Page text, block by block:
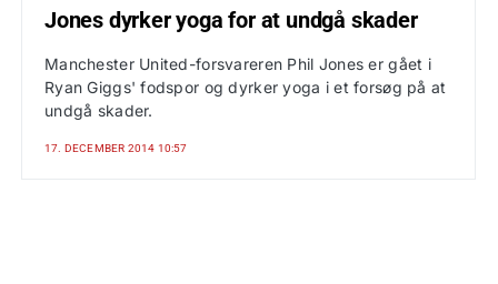
Jones dyrker yoga for at undgå skader
Manchester United-forsvareren Phil Jones er gået i
Ryan Giggs' fodspor og dyrker yoga i et forsøg på at
undgå skader.
17. DECEMBER 2014 10:57